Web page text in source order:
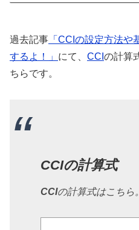
過去記事 「CCIの設定方法や
するよ！」 にて、 CCI の計算
ちらです。
CCIの計算式
CCIの計算式はこちら。